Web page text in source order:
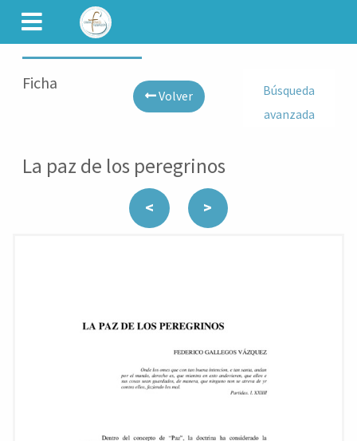
CAMINET
Ficha
Volver
Búsqueda
avanzada
La paz de los peregrinos
< >